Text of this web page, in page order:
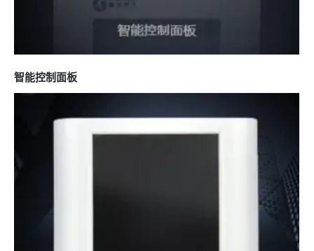
智能控制面板